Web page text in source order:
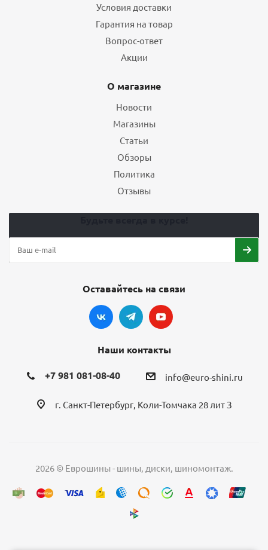
Условия доставки
Гарантия на товар
Вопрос-ответ
Акции
О магазине
Новости
Магазины
Статьи
Обзоры
Политика
Отзывы
Оставайтесь на связи
Наши контакты
+7 981 081-08-40 info@euro-shini.ru
г. Санкт-Петербург, Коли-Томчака 28 лит З
2026 © Еврошины - шины, диски, шиномонтаж.